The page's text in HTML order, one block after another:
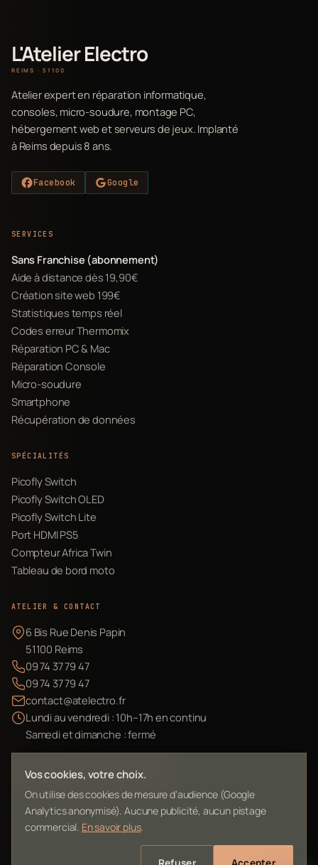
L'Atelier Electro
REIMS · 51100
Atelier expert en réparation informatique,
consoles, micro-soudure, montage PC,
hébergement web et serveurs de jeux. Implanté
à Reims depuis 8 ans.
Facebook Google
SERVICES
Sans Franchise (abonnement)
Aide à distance dès 19,90€
Création site web 199€
Statistiques temps réel
Codes erreur Thermomix
Réparation PC & Mac
Réparation Console
Micro-soudure
Smartphone
Récupération de données
SPÉCIALITÉS
Picofly Switch
Picofly Switch OLED
Picofly Switch Lite
Port HDMI PS5
Compteur Africa Twin
Tableau de bord moto
ATELIER & CONTACT
6 Bis Rue Denis Papin
51100 Reims
09 74 37 79 47
09 74 37 79 47
contact@atelectro.fr
Lundi au vendredi : 10h–17h en continu
Samedi et dimanche : fermé
Envoyer mon matériel
L'Atelier Electro Reims — SIRET 10261022700013
Vos cookies, votre choix.
On utilise des cookies de mesure d'audience (Google
Analytics anonymisé). Aucune publicité, aucun pistage
commercial. En savoir plus.